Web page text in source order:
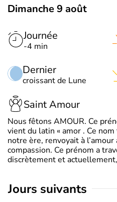
Dimanche 9 août
Journée
-4 min
Dernier
croissant de Lune
Saint Amour
Nous fêtons AMOUR. Ce
vient du latin « amor . Ce
notre ère, renvoyait à
compassion. Ce prénom a
discrètement et
jours suivants